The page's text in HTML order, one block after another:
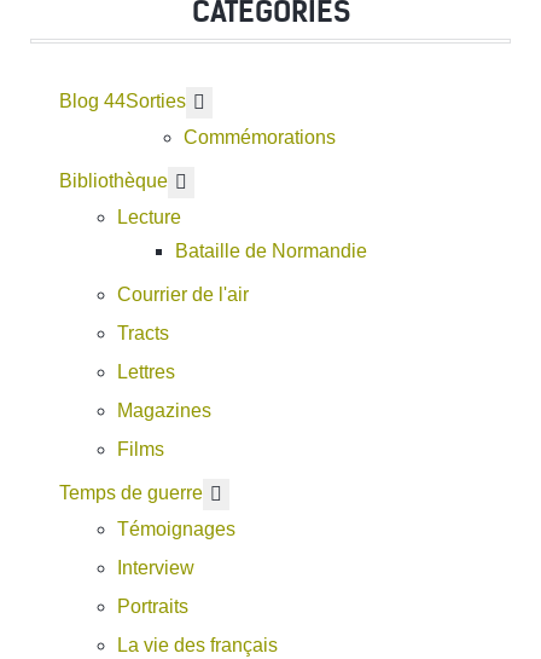
CATÉGORIES
Blog 44Sorties
Commémorations
Bibliothèque
Lecture
Bataille de Normandie
Courrier de l'air
Tracts
Lettres
Magazines
Films
Temps de guerre
Témoignages
Interview
Portraits
La vie des français